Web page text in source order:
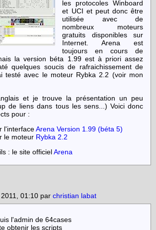
les protocoles Winboard
et UCI et peut donc être
utilisée avec de
nombreux moteurs
gratuits disponibles sur
Internet. Arena est
toujours en cours de
la version béta 1.99 est à priori assez
quelques soucis de rafraichissement de
testé avec le moteur Rybka 2.2 (voir mon
et je trouve la présentation un peu
de liens dans tous les sens...) Voici donc
pour :
l'interfaceArena Version 1.99 (béta 5)
le moteur Rybka 2.2
: le site officielArena
01:10 par christian labat
l'admin de 64cases
obtenir les scripts